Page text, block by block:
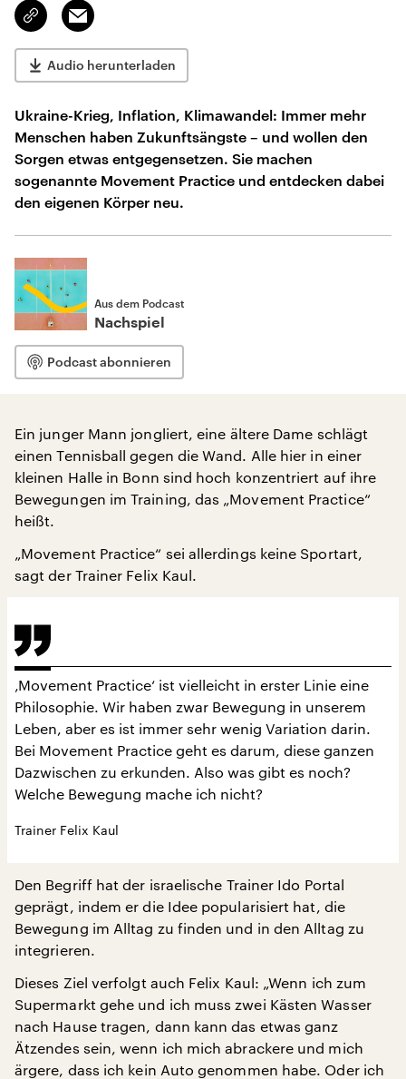
Link
kopieren/teilen
Email
Audio herunterladen
Ukraine-Krieg, Inflation, Klimawandel: Immer mehr
Menschen haben Zukunftsängste – und wollen den
Sorgen etwas entgegensetzen. Sie machen
sogenannte Movement Practice und entdecken dabei
den eigenen Körper neu.
Aus dem Podcast
Nachspiel
Podcast abonnieren
Ein junger Mann jongliert, eine ältere Dame schlägt
einen Tennisball gegen die Wand. Alle hier in einer
kleinen Halle in Bonn sind hoch konzentriert auf ihre
Bewegungen im Training, das „Movement Practice“
heißt.
„Movement Practice“ sei allerdings keine Sportart,
sagt der Trainer Felix Kaul.
‚Movement Practice‘ ist vielleicht in erster Linie eine
Philosophie. Wir haben zwar Bewegung in unserem
Leben, aber es ist immer sehr wenig Variation darin.
Bei Movement Practice geht es darum, diese ganzen
Dazwischen zu erkunden. Also was gibt es noch?
Welche Bewegung mache ich nicht?
Trainer Felix Kaul
Den Begriff hat der israelische Trainer Ido Portal
geprägt, indem er die Idee popularisiert hat, die
Bewegung im Alltag zu finden und in den Alltag zu
integrieren.
Dieses Ziel verfolgt auch Felix Kaul: „Wenn ich zum
Supermarkt gehe und ich muss zwei Kästen Wasser
nach Hause tragen, dann kann das etwas ganz
Ätzendes sein, wenn ich mich abrackere und mich
ärgere, dass ich kein Auto genommen habe. Oder ich